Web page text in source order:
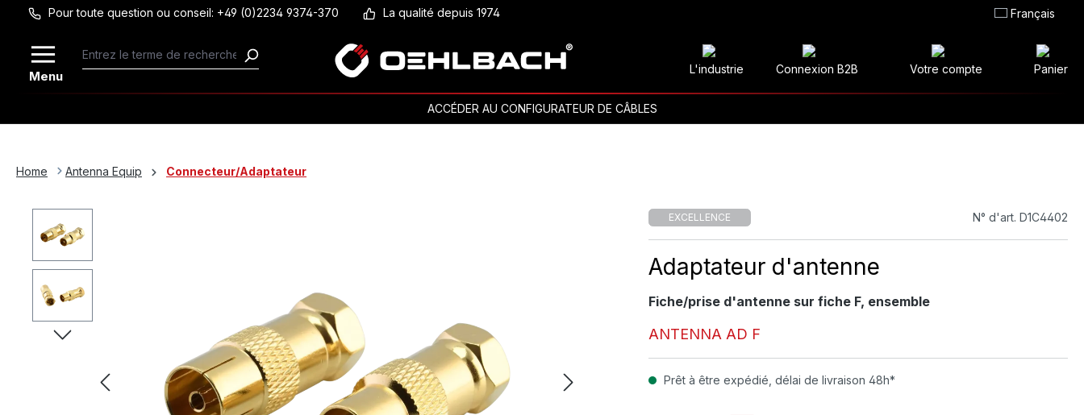
Passer au contenu principal
Pour toute question ou conseil: +49 (0)2234 9374-370 La qualité depuis 1974 Français
Menu L'industrie Connexion B2B Votre compte Panier
ACCÉDER AU CONFIGURATEUR DE CÂBLES
Home Antenna Equip Connecteur/Adaptateur
EXCELLENCE N° d'art. D1C4402
Adaptateur d'antenne
Fiche/prise d'antenne sur fiche F, ensemble
ANTENNA AD F
Prêt à être expédié, délai de livraison 48h*